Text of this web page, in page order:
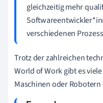
gleichzeitig mehr
verschiedenen
Trotz der zahlreichen
World of Work gibt es
Maschinen oder